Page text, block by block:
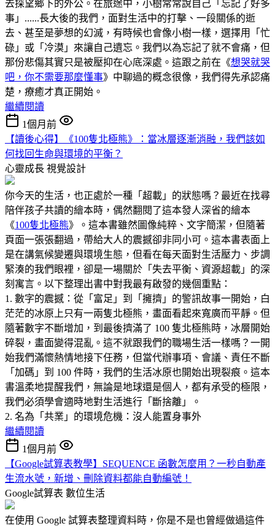
去探望鄉下的外公。在旅途中，小樹常常說自己「忘記了好多
事」......長大後的我們，面對生活中的打擊、一段關係的逝
去、甚至是夢想的幻滅，有時候也會像小樹一樣，選擇用「忙
碌」或「冷漠」來讓自己遺忘。我們以為忘記了就不會痛，但
那份悲傷其實只是被壓抑在心底深處。這跟之前在《想哭就哭
吧，你不需要那麼懂事》中聊過的概念很像，我們得先承認痛
楚，療癒才真正開始。
繼續閱讀
1個月前
【讀後心得】《100隻北極熊》：當冰層逐漸消融，我們該如
何找回生命與環境的平衡？
心靈成長 視覺設計
你今天的生活，也正處於一種「超載」的狀態嗎？最近在找尋
陪伴孩子共讀的繪本時，偶然翻閱了這本發人深省的繪本
《100隻北極熊》。這本書雖然圖像純粹、文字簡潔，但隨著
頁面一張張翻過，帶給大人的震撼卻非同小可。這本書表面上
是在講氣候變遷與環境生態，但看在每天面對生活壓力、步調
緊湊的我們眼裡，卻是一場關於「失去平衡、資源超載」的深
刻寓言。以下整理出書中對我最有啟發的幾個重點：
1. 數字的震撼：從「富足」到「擁擠」的警訊故事一開始，白
茫茫的冰原上只有一兩隻北極熊，畫面看起來寬廣而平靜。但
隨著數字不斷增加，到最後擠滿了 100 隻北極熊時，冰層開始
碎裂，畫面變得混亂。這不就跟我們的職場生活一樣嗎？一開
始我們滿懷熱情地接下任務，但當代辦事項、會議、責任不斷
「加碼」到 100 件時，我們的生活冰原也開始出現裂痕。這本
書溫柔地提醒我們，無論是地球還是個人，都有承受的極限，
我們必須學會適時地對生活進行「斷捨離」。
2. 名為「共業」的環境危機：沒人能置身事外
繼續閱讀
1個月前
【Google試算表教學】SEQUENCE 函數怎麼用？一秒自動產
生流水號，新增、刪除資料都能自動編號！
Google試算表 數位生活
在使用 Google 試算表整理資料時，你是不是也曾經做過這件